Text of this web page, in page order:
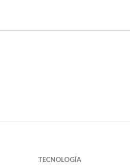
TECNOLOGÍA